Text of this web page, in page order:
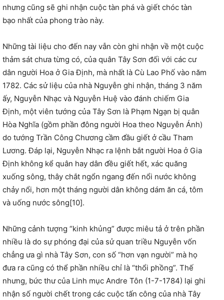
nhưng cũng sẽ ghi nhận cuộc tàn phá và giết chóc tàn
bạo nhất của phong trào này.
Những tài liệu cho đến nay vẫn còn ghi nhận về một cuộc
thảm sát chưa từng có, của quân Tây Sơn đối với các cư
dân người Hoa ở Gia Định, mà nhất là Cù Lao Phố vào năm
1782. Các sử liệu của nhà Nguyễn ghi nhận, tháng 3 năm
ấy, Nguyễn Nhạc và Nguyễn Huệ vào đánh chiếm Gia
Định, một viên tướng của Tây Sơn là Phạm Ngạn bị quân
Hòa Nghĩa (gồm phần đông người Hoa theo Nguyễn Ánh)
do tướng Trần Công Chương cầm đầu giết ở cầu Tham
Lương. Đáp lại, Nguyễn Nhạc ra lệnh bắt người Hoa ở Gia
Định không kể quân hay dân đều giết hết, xác quăng
xuống sông, thây chắt ngổn ngang đến nổi nước không
chảy nổi, hơn một tháng người dân không dám ăn cá, tôm
và uống nước sông[10].
Những cảnh tượng “kinh khủng” được miêu tả ở trên phần
nhiều là do sự phóng đại của sử quan triều Nguyễn vốn
chẳng ưa gì nhà Tây Sơn, con số “hơn vạn người” mà họ
đưa ra cũng có thể phần nhiều chỉ là “thổi phồng”. Thế
nhưng, bức thư của Linh mục Andre Tôn (1-7-1784) lại ghi
nhận số người chết trong các cuộc tấn công của nhà Tây